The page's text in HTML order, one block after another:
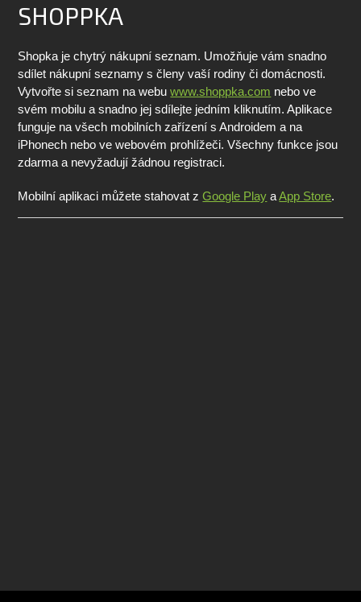
SHOPPKA
Shopka je chytrý nákupní seznam. Umožňuje vám snadno
sdílet nákupní seznamy s členy vaší rodiny či domácnosti.
Vytvořte si seznam na webuwww.shoppka.com nebo ve
svém mobilu a snadno jej sdílejte jedním kliknutím. Aplikace
funguje na všech mobilních zařízení s Androidem a na
iPhonech nebo ve webovém prohlížeči. Všechny funkce jsou
zdarma a nevyžadují žádnou registraci.
Mobilní aplikaci můžete stahovat zGoogle Play aApp Store.